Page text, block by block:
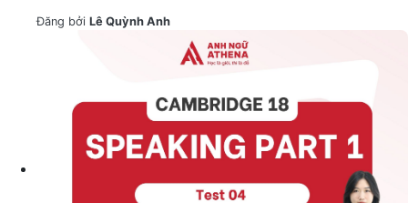
Đăng bởi Lê Quỳnh Anh